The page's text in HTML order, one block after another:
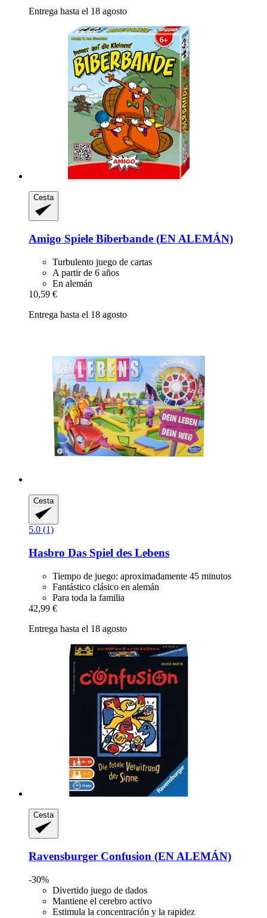
Entrega hasta el 18 agosto
Cesta
Amigo Spiele Biberbande (EN ALEMÁN)
Turbulento juego de cartas
A partir de 6 años
En alemán
10,59 €
Entrega hasta el 18 agosto
Cesta
5.0 (1)
Hasbro Das Spiel des Lebens
Tiempo de juego: aproximadamente 45 minutos
Fantástico clásico en alemán
Para toda la familia
42,99 €
Entrega hasta el 18 agosto
Cesta
Ravensburger Confusion (EN ALEMÁN)
-30%
Divertido juego de dados
Mantiene el cerebro activo
Estimula la concentración y la rapidez